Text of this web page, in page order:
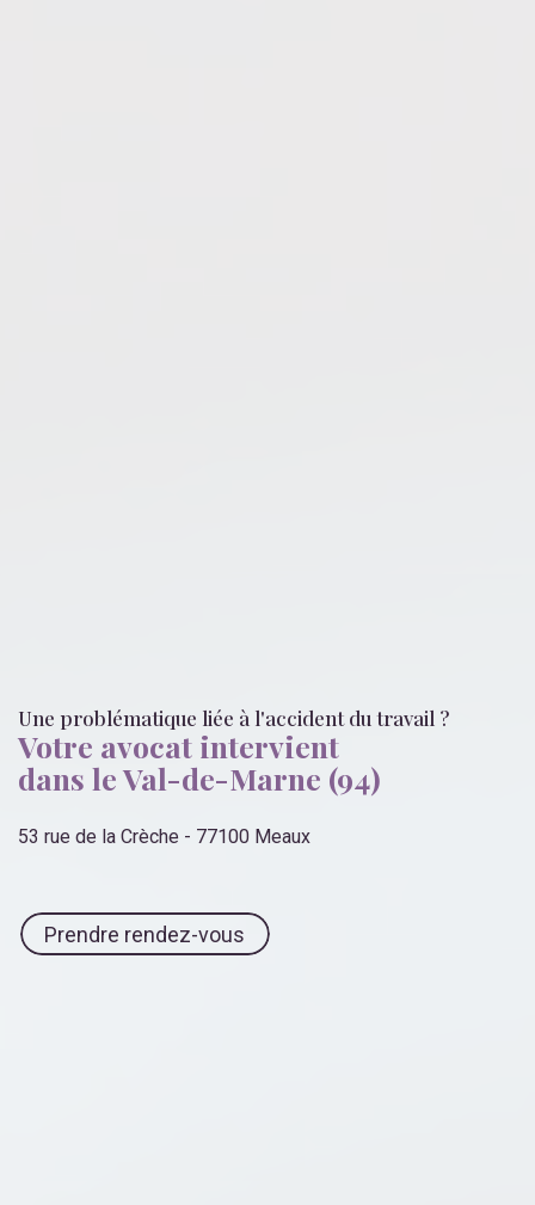
Une problématique liée à l'accident du travail ?
Votre avocat intervient
dans le Val-de-Marne (94)
53 rue de la Crèche - 77100 Meaux
Prendre rendez-vous